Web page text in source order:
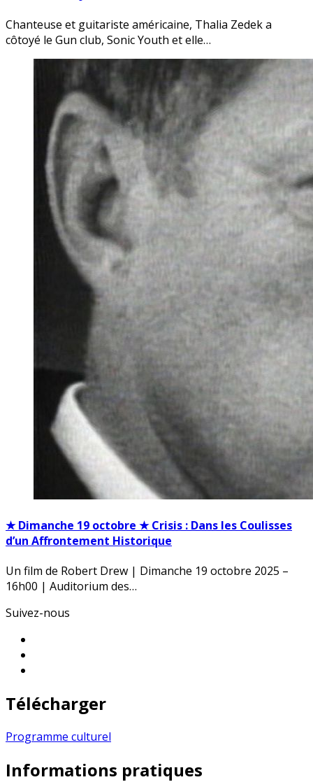
Chanteuse et guitariste américaine, Thalia Zedek a
côtoyé le Gun club, Sonic Youth et elle…
★ Dimanche 19 octobre ★ Crisis : Dans les Coulisses
d’un Affrontement Historique
Un film de Robert Drew | Dimanche 19 octobre 2025 –
16h00 | Auditorium des…
Suivez-nous
Télécharger
Programme culturel
Informations pratiques